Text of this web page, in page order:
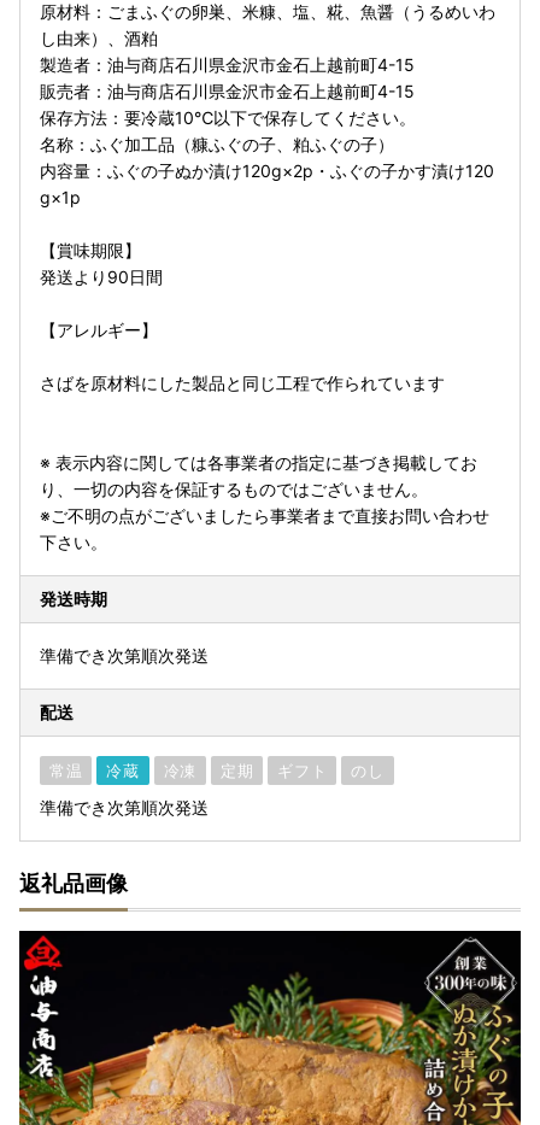
原材料：ごまふぐの卵巣、米糠、塩、糀、魚醤（うるめいわ
し由来）、酒粕
製造者：油与商店石川県金沢市金石上越前町4-15
販売者：油与商店石川県金沢市金石上越前町4-15
保存方法：要冷蔵10℃以下で保存してください。
名称：ふぐ加工品（糠ふぐの子、粕ふぐの子）
内容量：ふぐの子ぬか漬け120g×2p・ふぐの子かす漬け120
g×1p
【賞味期限】
発送より90日間
【アレルギー】
さばを原材料にした製品と同じ工程で作られています
※ 表示内容に関しては各事業者の指定に基づき掲載してお
り、一切の内容を保証するものではございません。
※ご不明の点がございましたら事業者まで直接お問い合わせ
下さい。
発送時期
準備でき次第順次発送
配送
常温 冷蔵 冷凍 定期 ギフト のし
準備でき次第順次発送
返礼品画像